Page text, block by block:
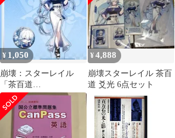
¥ 1,050
崩壊：スターレイル
「茶百道
（ChaPanda）」爻光ア
クリルスタンドセット
¥4,888
崩壊スターレイル 茶百
道 爻光 6点セット